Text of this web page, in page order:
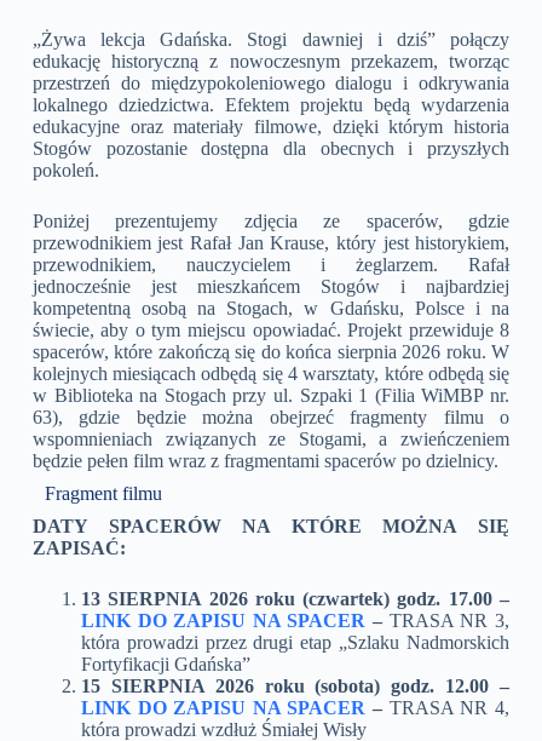
„Żywa lekcja Gdańska. Stogi dawniej i dziś” połączy
edukację historyczną z nowoczesnym przekazem, tworząc
przestrzeń do międzypokoleniowego dialogu i odkrywania
lokalnego dziedzictwa. Efektem projektu będą wydarzenia
edukacyjne oraz materiały filmowe, dzięki którym historia
Stogów pozostanie dostępna dla obecnych i przyszłych
pokoleń.
Poniżej prezentujemy zdjęcia ze spacerów, gdzie
przewodnikiem jest Rafał Jan Krause, który jest historykiem,
przewodnikiem, nauczycielem i żeglarzem. Rafał
jednocześnie jest mieszkańcem Stogów i najbardziej
kompetentną osobą na Stogach, w Gdańsku, Polsce i na
świecie, aby o tym miejscu opowiadać. Projekt przewiduje 8
spacerów, które zakończą się do końca sierpnia 2026 roku. W
kolejnych miesiącach odbędą się 4 warsztaty, które odbędą się
w Biblioteka na Stogach przy ul. Szpaki 1 (Filia WiMBP nr.
63), gdzie będzie można obejrzeć fragmenty filmu o
wspomnieniach związanych ze Stogami, a zwieńczeniem
będzie pełen film wraz z fragmentami spacerów po dzielnicy.
Fragment filmu
DATY SPACERÓW NA KTÓRE MOŻNA SIĘ
ZAPISAĆ:
13 SIERPNIA 2026 roku (czwartek) godz. 17.00 –
LINK DO ZAPISU NA SPACER – TRASA NR 3,
która prowadzi przez drugi etap „Szlaku Nadmorskich
Fortyfikacji Gdańska”
15 SIERPNIA 2026 roku (sobota) godz. 12.00 –
LINK DO ZAPISU NA SPACER – TRASA NR 4,
która prowadzi wzdłuż Śmiałej Wisły